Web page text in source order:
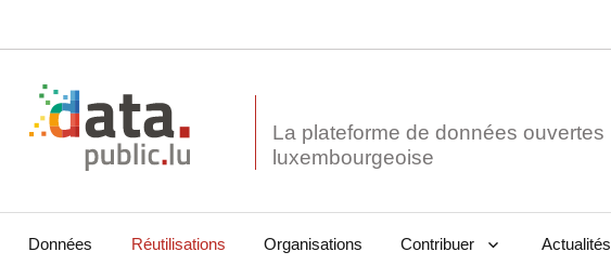
La plateforme de données ouvertes
Données Réutilisations Organisations Contribuer Actualités